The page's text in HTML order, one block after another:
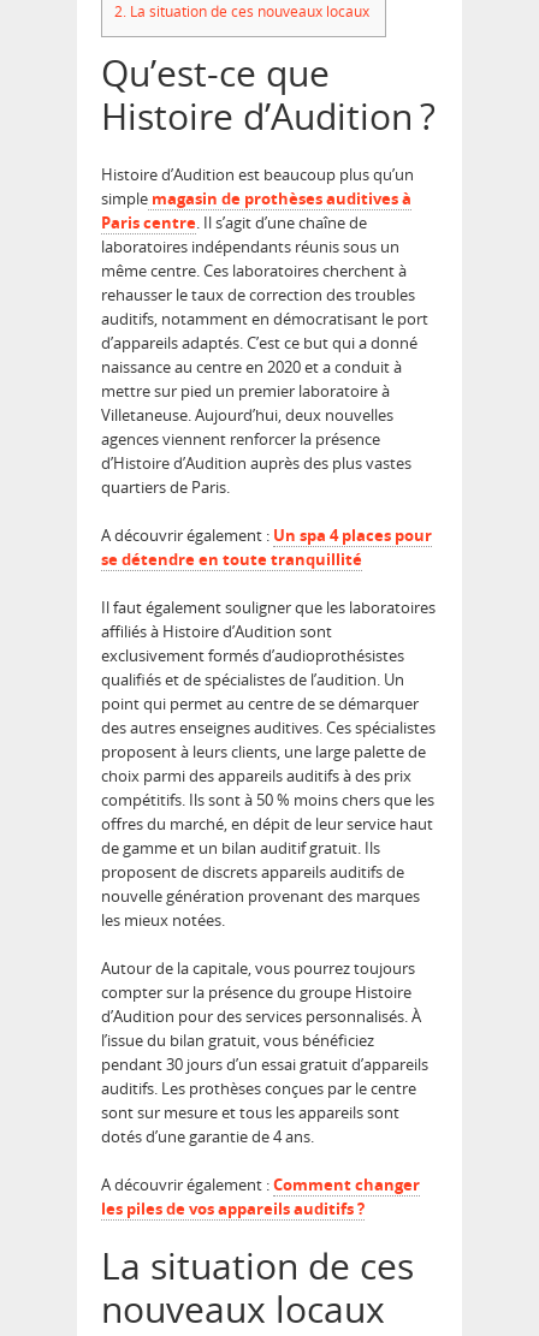
2. La situation de ces nouveaux locaux
Qu’est-ce que
Histoire d’Audition ?
Histoire d’Audition est beaucoup plus qu’un
simple magasin de prothèses auditives à
Paris centre. Il s’agit d’une chaîne de
laboratoires indépendants réunis sous un
même centre. Ces laboratoires cherchent à
rehausser le taux de correction des troubles
auditifs, notamment en démocratisant le port
d’appareils adaptés. C’est ce but qui a donné
naissance au centre en 2020 et a conduit à
mettre sur pied un premier laboratoire à
Villetaneuse. Aujourd’hui, deux nouvelles
agences viennent renforcer la présence
d’Histoire d’Audition auprès des plus vastes
quartiers de Paris.
A découvrir également : Un spa 4 places pour
se détendre en toute tranquillité
Il faut également souligner que les laboratoires
affiliés à Histoire d’Audition sont
exclusivement formés d’audioprothésistes
qualifiés et de spécialistes de l’audition. Un
point qui permet au centre de se démarquer
des autres enseignes auditives. Ces spécialistes
proposent à leurs clients, une large palette de
choix parmi des appareils auditifs à des prix
compétitifs. Ils sont à 50 % moins chers que les
offres du marché, en dépit de leur service haut
de gamme et un bilan auditif gratuit. Ils
proposent de discrets appareils auditifs de
nouvelle génération provenant des marques
les mieux notées.
Autour de la capitale, vous pourrez toujours
compter sur la présence du groupe Histoire
d’Audition pour des services personnalisés. À
l’issue du bilan gratuit, vous bénéficiez
pendant 30 jours d’un essai gratuit d’appareils
auditifs. Les prothèses conçues par le centre
sont sur mesure et tous les appareils sont
dotés d’une garantie de 4 ans.
A découvrir également :Comment changer
les piles de vos appareils auditifs ?
La situation de ces
nouveaux locaux